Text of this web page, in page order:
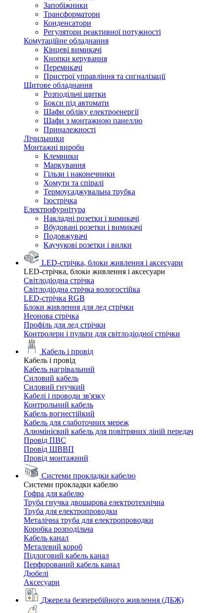
Запобіжники
Трансформатори
Конденсатори
Регулятори реактивної потужності
Комутаційне обладнання
Кінцеві вимикачі
Кнопки керування
Перемикачі
Пристрої управління та сигналізації
Щитове обладнання
Розподільчі щитки
Бокси під автомати
Шафи обліку електроенергії
Шафи з монтажною панеллю
Приналежності
Лічильники
Монтажні вироби
Клемники
Маркування
Гільзи і наконечники
Хомути та спіралі
Термоусаджувальна трубка
Ізострічка
Електрофурнітура
Накладні розетки і вимикачі
Вбудовані розетки і вимикачі
Подовжувачі
Каучукові розетки і вилки
LED-стрічка, блоки живлення і аксесуари
LED-стрічка, блоки живлення і аксесуари
Світлодіодна стрічка
Світлодіодна стрічка вологостійка
LED-стрічка RGB
Блоки живлення для лед стрічки
Неонова стрічка
Профіль для лед стрічки
Контролери і пульти для світлодіодної стрічки
Кабель і провід
Кабель і провід
Кабель нагрівальний
Силовий кабель
Силовий гнучкий
Кабелі і проводи зв'язку
Контрольний кабель
Кабель вогнестійкий
Кабель для слаботочних мереж
Алюмінієвий кабель для повітряних ліній передач
Провід ПВС
Провід ШВВП
Провід монтажний
Системи прокладки кабелю
Системи прокладки кабелю
Гофра для кабелю
Труба гнучка двошарова електротехнічна
Труба для електропроводки
Металічна труба для електропроводки
Коробка розподільча
Кабель канал
Металевий короб
Підлоговий кабель канал
Перфорований кабель канал
Дюбелі
Аксесуари
Джерела безперебійного живлення (ДБЖ)